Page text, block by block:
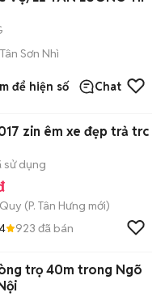
Sơn Nhì
để hiện số Chat
zin êm xe đẹp trả trc
sử dụng
(P. Tân Hưng mới)
923 đã bán
trọ 40m trong Ngõ